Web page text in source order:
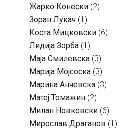
Жарко Конески (2)
Зоран Лукач (1)
Коста Мицковски (6)
Лидија Зорба (1)
Маја Смилевска (3)
Марија Мојсоска (3)
Марина Анчевска (3)
Матеј Томажин (2)
Милан Новковски (6)
Мирослав Драганов (1)